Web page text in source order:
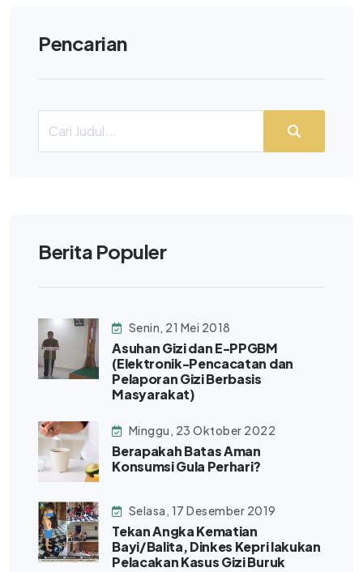
Pencarian
Berita Populer
Senin, 21 Mei 2018
Asuhan Gizi dan E-PPGBM
(Elektronik-Pencacatan dan
Pelaporan Gizi Berbasis
Masyarakat)
Minggu, 23 Oktober 2022
Berapakah Batas Aman
Konsumsi Gula Perhari?
Selasa, 17 Desember 2019
Tekan Angka Kematian
Bayi/Balita, Dinkes Kepri lakukan
Pelacakan Kasus Gizi Buruk